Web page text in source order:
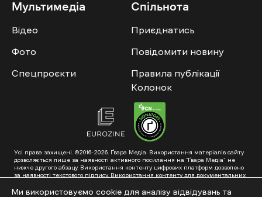
Мультимедіа
Відео
Фото
Спецпроєкти
Спільнота
Приєднатись
Повідомити новину
Правила публікації
Колонок
Усі права захищені. ©2016-2026. Ґвара Медіа. Використання матеріалів сайту
дозволяється лише за наявності активного посилання на “Ґвара Медіа” не
нижче другого абзацу. Використання контенту цифрових платформ дозволено
за наявності текстового підпису. Використання контенту для документальних
схвалення від редакції.
Ми використовуємо cookie для аналізу відвідувань та